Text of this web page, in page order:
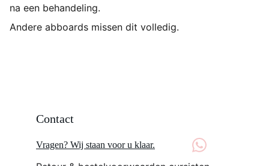
na een behandeling.
Andere abboards missen dit volledig.
Contact
Vragen? Wij staan voor u klaar.